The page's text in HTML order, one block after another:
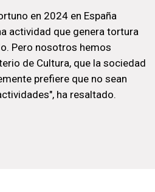
en 2024 en España
actividad que genera tortura
Pero nosotros hemos
de Cultura, que la sociedad
prefiere que no sean
ha resaltado.